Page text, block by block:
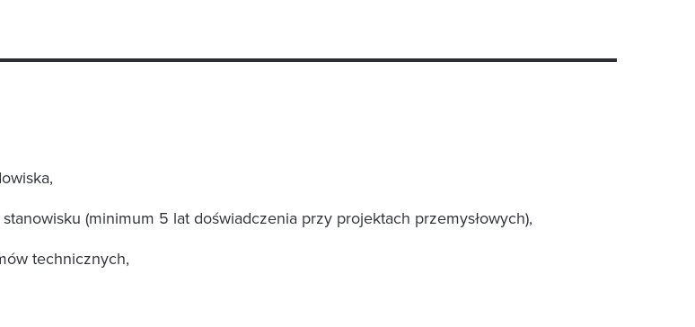
(minimum 5 lat doświadczenia przy projektach przemysłowych),
technicznych,